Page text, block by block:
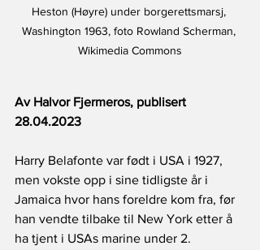
Heston (Høyre) under borgerettsmarsj,
Washington 1963, foto Rowland Scherman,
Wikimedia Commons
Av Halvor Fjermeros, publisert
28.04.2023
Harry Belafonte var født i USA i 1927,
men vokste opp i sine tidligste år i
Jamaica hvor hans foreldre kom fra, før
han vendte tilbake til New York etter å
ha tjent i USAs marine under 2.